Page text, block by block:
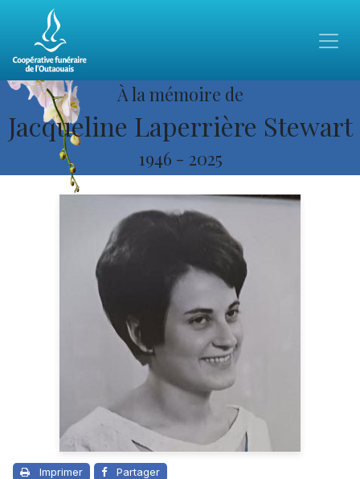
À la mémoire de
Jacqueline Laperrière Stewart
1946 - 2025
Imprimer Partager